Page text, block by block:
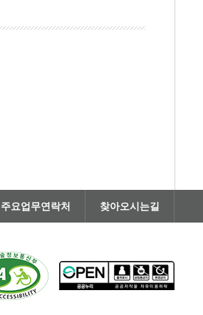
주요업무연락처 찾아오시는길